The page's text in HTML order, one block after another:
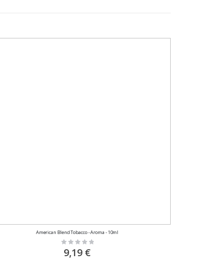
American Blend Tobacco - Aroma - 10ml
Rating:
0%
9,19 €